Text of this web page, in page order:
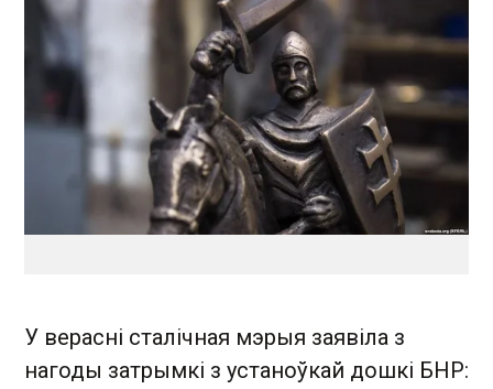
У верасні сталічная мэрыя заявіла з
нагоды затрымкі з устаноўкай дошкі БНР: